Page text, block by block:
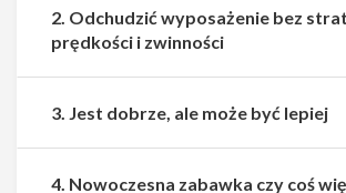
Udostępnij
2. Odchudzić wyposażenie bez
prędkości i zwinności
3. Jest dobrze, ale może być lepiej
4. Nowoczesna zabawka czy coś